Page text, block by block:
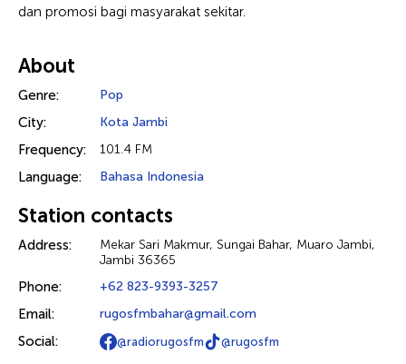
dan promosi bagi masyarakat sekitar.
About
Genre: Pop
City: Kota Jambi
Frequency: 101.4 FM
Language: Bahasa Indonesia
Station contacts
Address:
Mekar Sari Makmur, Sungai Bahar, Muaro Jambi,
Jambi 36365
Phone: +62 823-9393-3257
Email: rugosfmbahar@gmail.com
Social: @radiorugosfm @rugosfm